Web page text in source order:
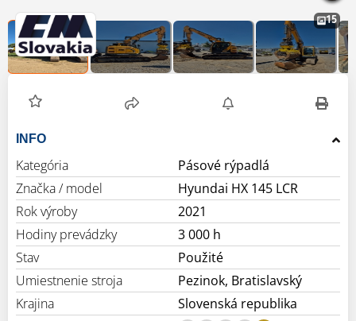
15
INFO
Kategória
Pásové rýpadlá
Značka / model
Hyundai HX 145 LCR
Rok výroby
2021
Hodiny prevádzky
3 000 h
Stav
Použité
Umiestnenie stroja
Pezinok, Bratislavský
Krajina
Slovenská republika